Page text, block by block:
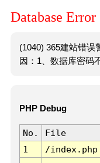
Database Error
(1040) 365建站错误
因：1、数据库密码
PHP Debug
No. File
1
/index.php